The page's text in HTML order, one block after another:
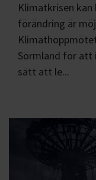
Klimatkrisen kan
förändring är
Sörmland för
sätt att le...